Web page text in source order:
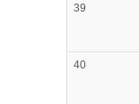
39
40